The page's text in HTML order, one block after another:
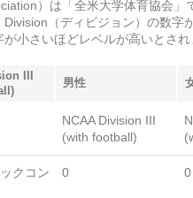
）は「全米大学体育協会」
Division（ディビジョン）の数字
小さいほどレベルが高いとされ
III
男性
NCAA Division III
(with football)
クコン
0 0